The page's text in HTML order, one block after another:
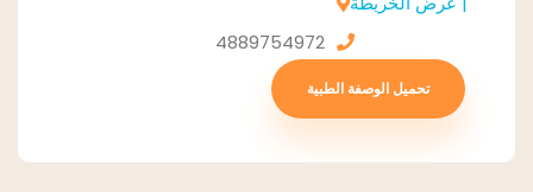
4889754972
تحميل الوصفة الطبية